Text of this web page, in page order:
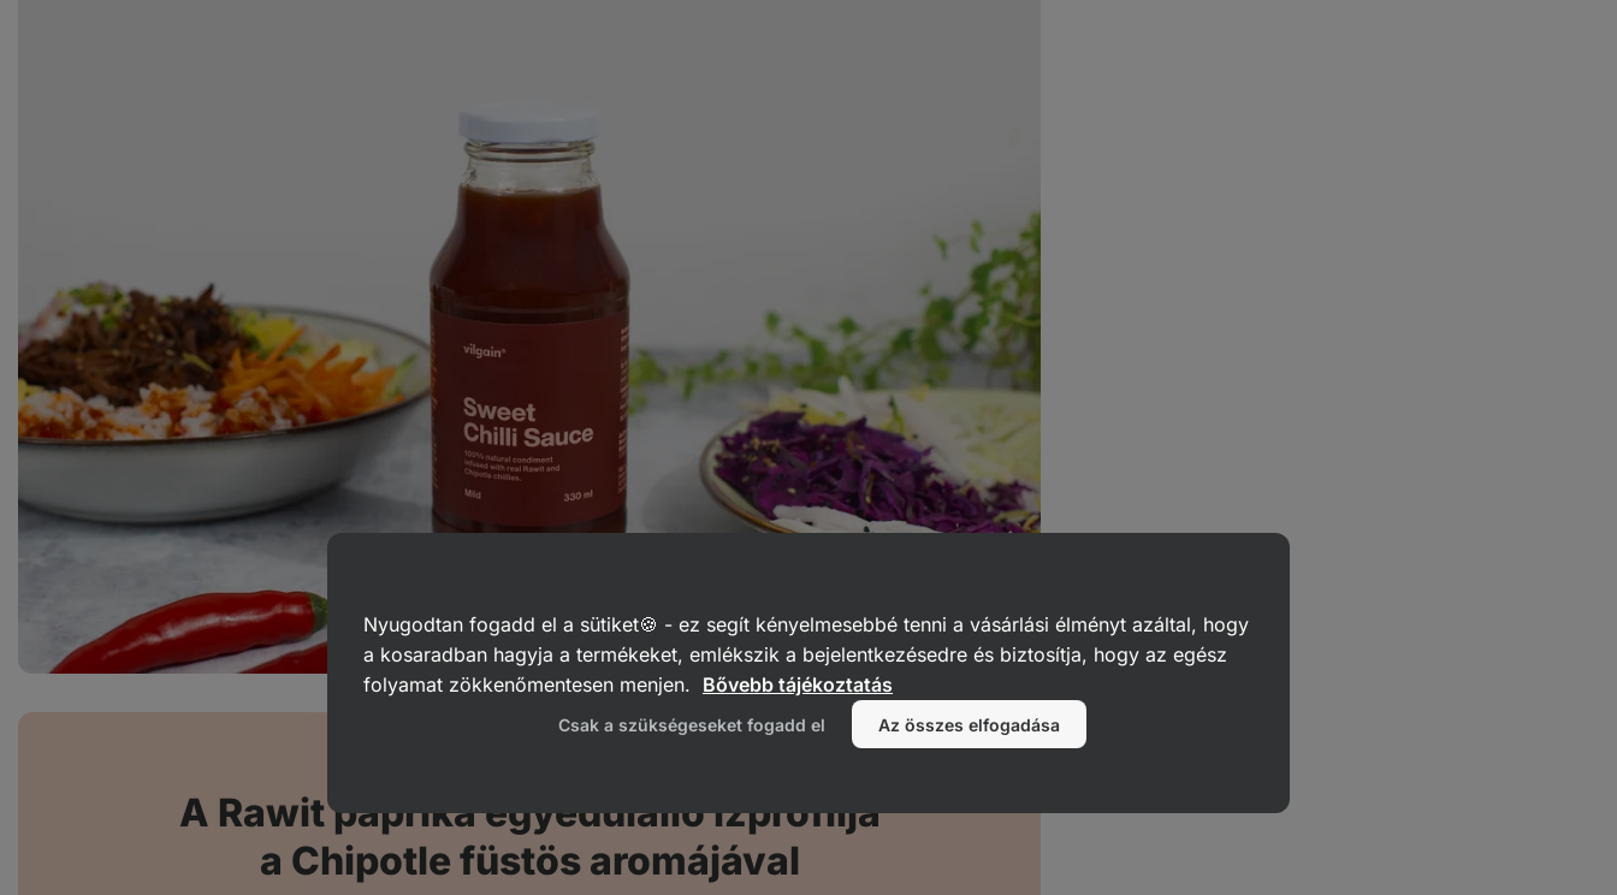
A Rawit paprika egyedülálló ízprofilja
a Chipotle füstös aromájával
Nyugodtan fogadd el a sütiket🍪 - ez segít kényelmesebbé tenni a vásárlási élményt azáltal, hogy
a kosaradban hagyja a termékeket, emlékszik a bejelentkezésedre és biztosítja, hogy az egész
folyamat zökkenőmentesen menjen. Bővebb tájékoztatás
Csak a szükségeseket fogadd el Az összes elfogadása